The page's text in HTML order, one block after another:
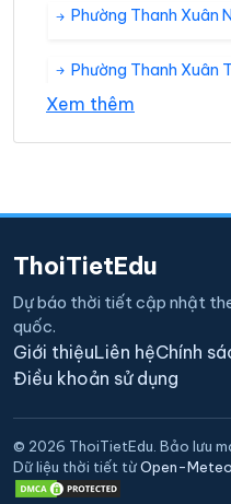
Phường Thanh Xuân
Phường Thanh Xuân
Xem thêm
ThoiTietEdu
Dự báo thời tiết cập nhật
quốc.
Giới thiệuLiên hệChính
Điều khoản sử dụng
© 2026 ThoiTietEdu. Bảo lưu
Dữ liệu thời tiết từOpen-Meteo